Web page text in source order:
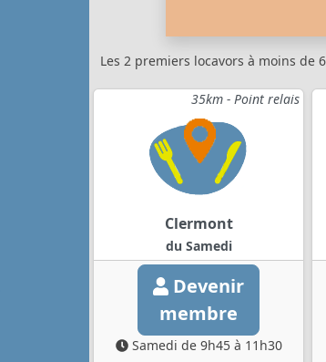
Les 2 premiers locavors à moins de
35km - Point relais
Clermont
du Samedi
Devenir
membre
Samedi de 9h45 à 11h30